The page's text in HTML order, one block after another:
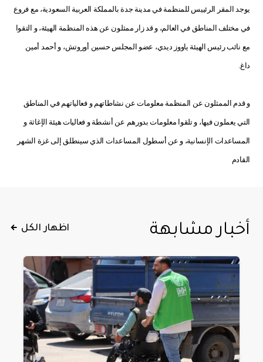
يوجد المقر الرئييس للمنظمة في مدينة جدة بالمملكة العربية السعودية، مع فروع
في مختلف المناطق في العالم، و قد زار ممثلون عن هذه المنظمة الهيئة، و التقوا
مع نائب رئيس الهيئة ياووز ديدي، عضو المجلس حسين أوروتش، و أحمد أمين
داغ
و قدم الممثلون عن المنظمة معلومات عن نشاطاتهم و فعالياتهم في المناطق
التي يعملون فيها، و تلقوا معلومات بدورهم عن أنشطة و فعاليات هيئة الإغاثة و
المساعدات الإنسانية، و عن أسطول المساعدات الذي سينطلق إلى غزة الشهر
القادم
أخبار مشابهة اظهار الكل